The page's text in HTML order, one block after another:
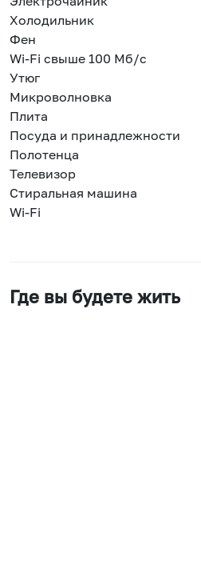
Холодильник
Фен
Wi-Fi свыше 100 Мб/с
Утюг
Микроволновка
Плита
Посуда и принадлежности
Полотенца
Телевизор
Стиральная машина
Wi-Fi
Где вы будете жить